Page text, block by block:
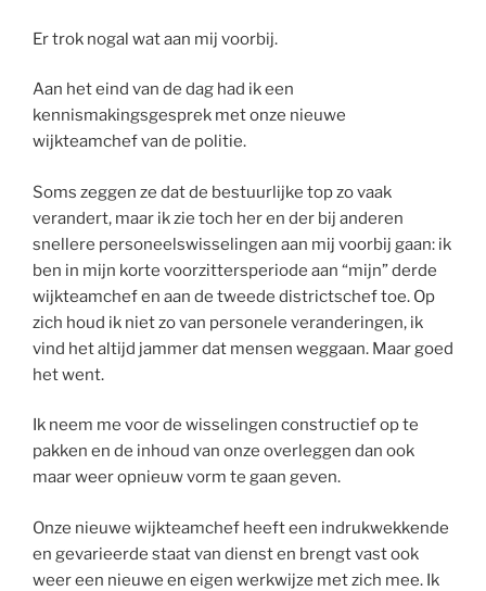
Er trok nogal wat aan mij voorbij.
Aan het eind van de dag had ik een
kennismakingsgesprek met onze nieuwe
wijkteamchef van de politie.
Soms zeggen ze dat de bestuurlijke top zo vaak
verandert, maar ik zie toch her en der bij anderen
snellere personeelswisselingen aan mij voorbij gaan: ik
ben in mijn korte voorzittersperiode aan “mijn” derde
wijkteamchef en aan de tweede districtschef toe. Op
zich houd ik niet zo van personele veranderingen, ik
vind het altijd jammer dat mensen weggaan. Maar goed
het went.
Ik neem me voor de wisselingen constructief op te
pakken en de inhoud van onze overleggen dan ook
maar weer opnieuw vorm te gaan geven.
Onze nieuwe wijkteamchef heeft een indrukwekkende
en gevarieerde staat van dienst en brengt vast ook
weer een nieuwe en eigen werkwijze met zich mee. Ik